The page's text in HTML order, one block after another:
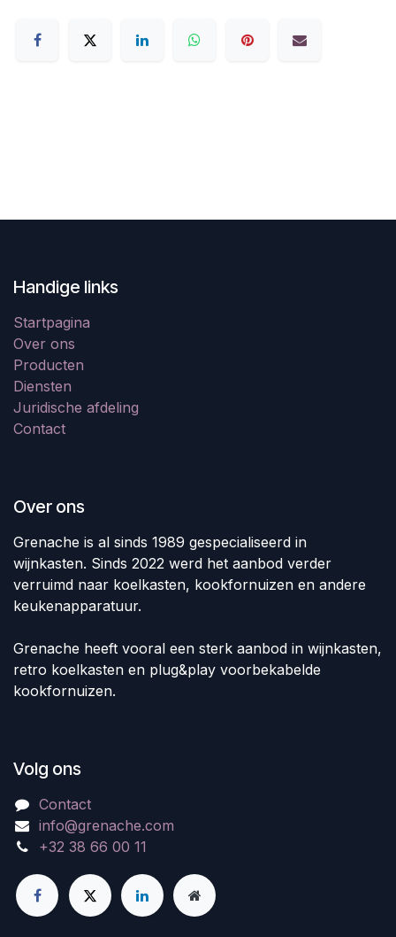
Handige links
Startpagina
Over ons
Producten
Diensten
Juridische afdeling
Contact
Over ons
Grenache is al sinds 1989 gespecialiseerd in
wijnkasten. Sinds 2022 werd het aanbod verder
verruimd naar koelkasten, kookfornuizen en andere
keukenapparatuur.
Grenache heeft vooral een sterk aanbod in wijnkasten,
retro koelkasten en plug&play voorbekabelde
kookfornuizen.
Volg ons
Contact
info@grenache.com
+32 38 66 00 11